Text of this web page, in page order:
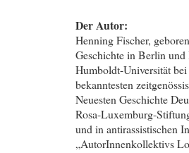
Der Autor:
Henning Fischer,
Geschichte in Berlin
Humboldt-Universität
bekanntesten
Neuesten Geschichte
Rosa-Luxemburg-
und in antirassistischen
„AutorInnenkollektivs